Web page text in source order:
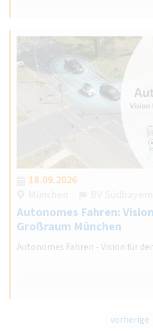
18.09.2026
Autonomes Fahren:
Großraum München
Autonomes Fahren - Vision für
vorherige